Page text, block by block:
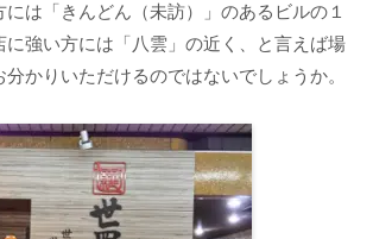
は「きんどん（未訪）」のあるビルの１
に強い方には「八雲」の近く、と言えば場
かりいただけるのではないでしょうか。